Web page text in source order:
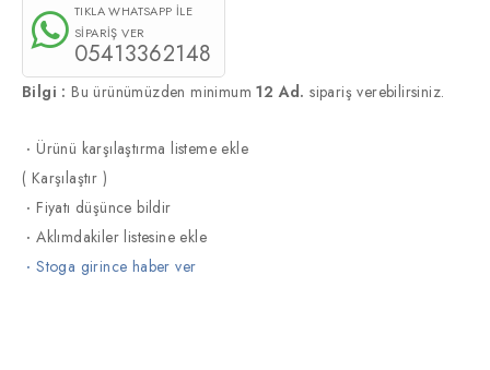
TIKLA WHATSAPP İLE
SİPARİŞ VER
05413362148
Bilgi : Bu ürünümüzden minimum12 Ad. sipariş verebilirsiniz.
·Ürünü karşılaştırma listeme ekle
( Karşılaştır )
·Fiyatı düşünce bildir
·Aklımdakiler listesine ekle
·Stoga girince haber ver